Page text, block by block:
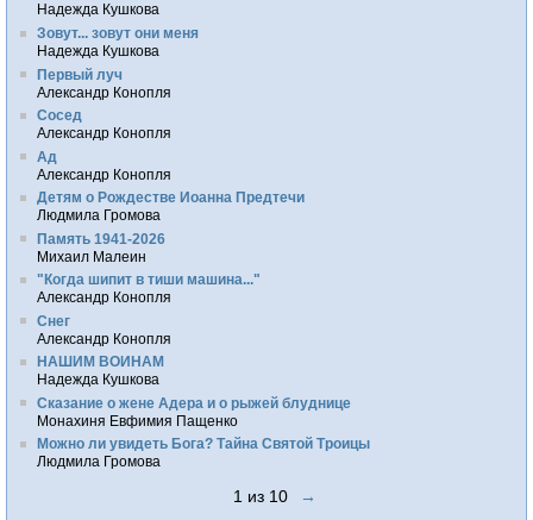
Надежда Кушкова
Зовут... зовут они меня
Надежда Кушкова
Первый луч
Александр Конопля
Сосед
Александр Конопля
Ад
Александр Конопля
Детям о Рождестве Иоанна Предтечи
Людмила Громова
Память 1941-2026
Михаил Малеин
"Когда шипит в тиши машина..."
Александр Конопля
Снег
Александр Конопля
НАШИМ ВОИНАМ
Надежда Кушкова
Сказание о жене Адера и о рыжей блуднице
Монахиня Евфимия Пащенко
Можно ли увидеть Бога? Тайна Святой Троицы
Людмила Громова
1 из 10 →